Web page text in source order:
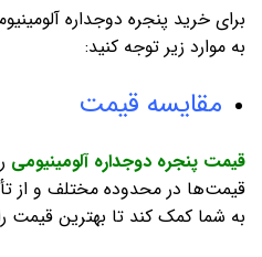
برای خرید پنجره دوجداره
به موارد زیر توجه کنید:
مقایسه قیمت
قیمت پنجره‌ دوجداره آلومینیومی
قیمت‌ها در محدوده مختلف و از
به شما کمک کند تا بهترین قیمت